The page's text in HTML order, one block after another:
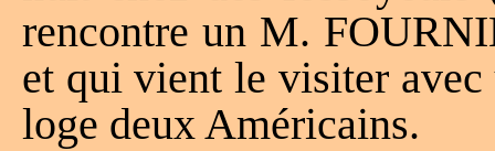
rencontre un M.
et qui vient le visiter
loge deux Américains.